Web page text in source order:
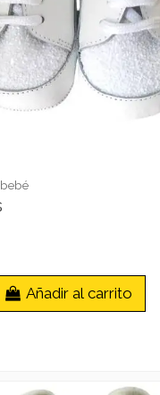
Añadir al carrito